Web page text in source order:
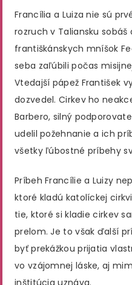
Francília a Luiza nie sú
rozruch v Taliansku
františkánskych mníšok
seba zaľúbili počas
Vtedajší pápež František
dozvedel. Cirkev ho
Barbero, silný
udelil požehnanie a ich
všetky ľúbostné príbehy
Príbeh Francílie a Luizy
ktoré kladú katolíckej
tie, ktoré si kladie cirkev
prelom. Je to však ďalší
byť prekážkou prijatia
vo vzájomnej láske, aj